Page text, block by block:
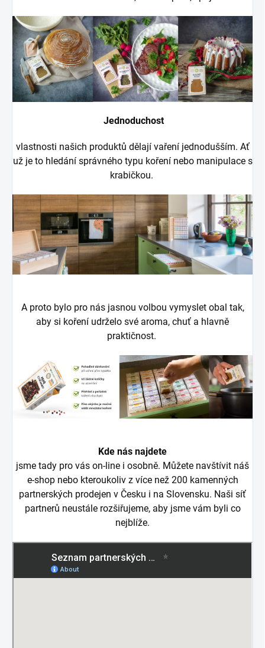
Jednoduchost
vlastnosti našich produktů dělají vaření jednodušším. Ať
už je to hledání správného typu koření nebo manipulace s
krabičkou.
A proto bylo pro nás jasnou volbou vymyslet obal tak,
aby si koření udrželo své aroma, chuť a hlavně
praktičnost.
Kde nás najdete
jsme tady pro vás on-line i osobně. Můžete navštívit náš
e-shop nebo kteroukoliv z více než 200 kamenných
partnerských prodejen v Česku i na Slovensku. Naši síť
partnerů neustále rozšiřujeme, aby jsme vám byli co
nejblíže.